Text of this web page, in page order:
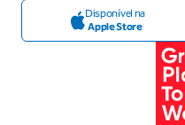
Disponível na
Apple Store